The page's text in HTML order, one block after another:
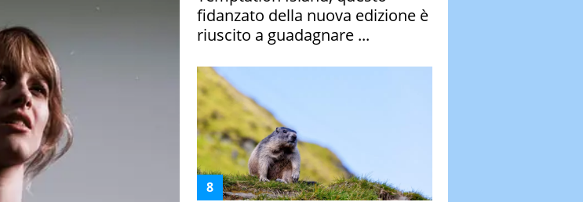
fidanzato della nuova edizione è
riuscito a guadagnare ...